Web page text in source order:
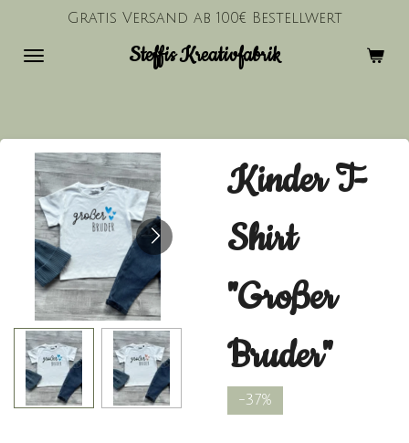
springen
Steffis Kreativfabrik
Gratis Versand ab 100€ Bestellwert
Kinder T-
Shirt
"Großer
Bruder"
-37%